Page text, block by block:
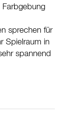
sprechen für
Spielraum in
spannend